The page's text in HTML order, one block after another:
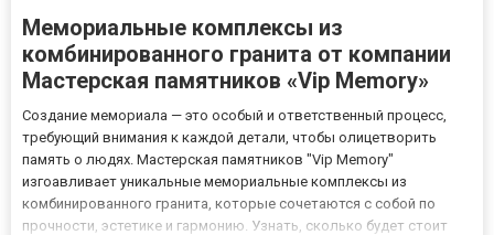
Мемориальные комплексы из
комбинированного гранита от компании
Мастерская памятников «Vip Memory»
Создание мемориала — это особый и ответственный процесс,
требующий внимания к каждой детали, чтобы олицетворить
память о людях. Мастерская памятников "Vip Memory"
изгоавливает уникальные мемориальные комплексы из
комбинированного гранита, которые сочетаются с собой по
прочности, эстетике и гармонию. Узнать, сколько будет стоит